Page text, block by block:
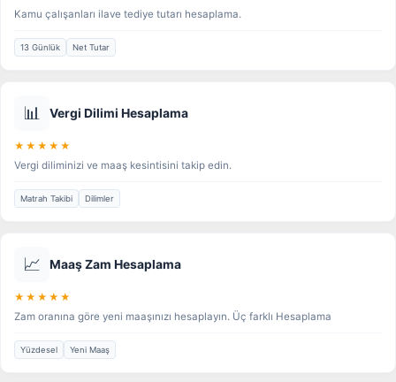
Kamu çalışanları ilave tediye tutarı hesaplama.
13 Günlük Net Tutar
📊 Vergi Dilimi Hesaplama
★★★★★
Vergi diliminizi ve maaş kesintisini takip edin.
Matrah Takibi Dilimler
📈 Maaş Zam Hesaplama
★★★★★
Zam oranına göre yeni maaşınızı hesaplayın. Üç farklı Hesaplama
Yüzdesel Yeni Maaş